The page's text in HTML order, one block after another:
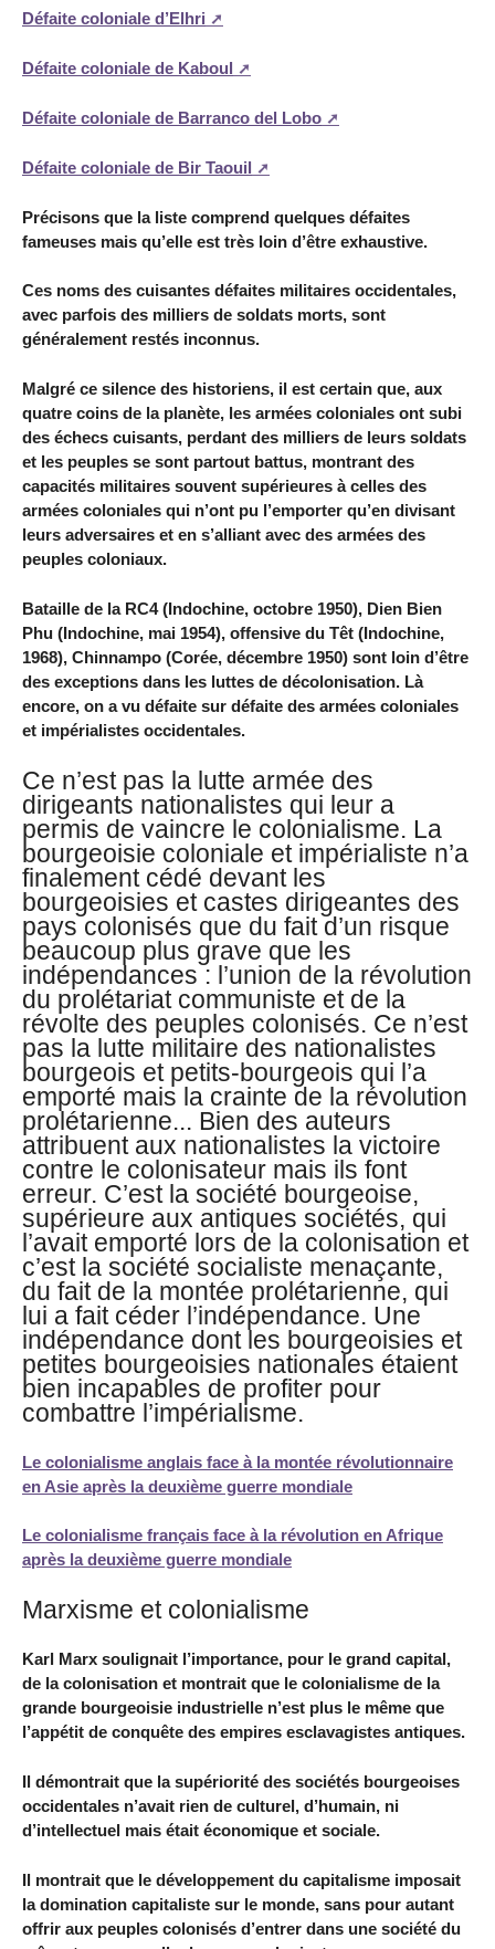
Défaite coloniale d’Elhri
Défaite coloniale de Kaboul
Défaite coloniale de Barranco del Lobo
Défaite coloniale de Bir Taouil
Précisons que la liste comprend quelques défaites
fameuses mais qu’elle est très loin d’être exhaustive.
Ces noms des cuisantes défaites militaires occidentales,
avec parfois des milliers de soldats morts, sont
généralement restés inconnus.
Malgré ce silence des historiens, il est certain que, aux
quatre coins de la planète, les armées coloniales ont subi
des échecs cuisants, perdant des milliers de leurs soldats
et les peuples se sont partout battus, montrant des
capacités militaires souvent supérieures à celles des
armées coloniales qui n’ont pu l’emporter qu’en divisant
leurs adversaires et en s’alliant avec des armées des
peuples coloniaux.
Bataille de la RC4 (Indochine, octobre 1950), Dien Bien
Phu (Indochine, mai 1954), offensive du Têt (Indochine,
1968), Chinnampo (Corée, décembre 1950) sont loin d’être
des exceptions dans les luttes de décolonisation. Là
encore, on a vu défaite sur défaite des armées coloniales
et impérialistes occidentales.
Ce n’est pas la lutte armée des
dirigeants nationalistes qui leur a
permis de vaincre le colonialisme. La
bourgeoisie coloniale et impérialiste n’a
finalement cédé devant les
bourgeoisies et castes dirigeantes des
pays colonisés que du fait d’un risque
beaucoup plus grave que les
indépendances : l’union de la révolution
du prolétariat communiste et de la
révolte des peuples colonisés. Ce n’est
pas la lutte militaire des nationalistes
bourgeois et petits-bourgeois qui l’a
emporté mais la crainte de la révolution
prolétarienne... Bien des auteurs
attribuent aux nationalistes la victoire
contre le colonisateur mais ils font
erreur. C’est la société bourgeoise,
supérieure aux antiques sociétés, qui
l’avait emporté lors de la colonisation et
c’est la société socialiste menaçante,
du fait de la montée prolétarienne, qui
lui a fait céder l’indépendance. Une
indépendance dont les bourgeoisies et
petites bourgeoisies nationales étaient
bien incapables de profiter pour
combattre l’impérialisme.
Le colonialisme anglais face à la montée révolutionnaire
en Asie après la deuxième guerre mondiale
Le colonialisme français face à la révolution en Afrique
après la deuxième guerre mondiale
Marxisme et colonialisme
Karl Marx soulignait l’importance, pour le grand capital,
de la colonisation et montrait que le colonialisme de la
grande bourgeoisie industrielle n’est plus le même que
l’appétit de conquête des empires esclavagistes antiques.
Il démontrait que la supériorité des sociétés bourgeoises
occidentales n’avait rien de culturel, d’humain, ni
d’intellectuel mais était économique et sociale.
Il montrait que le développement du capitalisme imposait
la domination capitaliste sur le monde, sans pour autant
offrir aux peuples colonisés d’entrer dans une société du